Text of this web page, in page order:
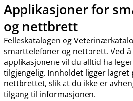
Applikasjoner for
og nettbrett
Felleskatalogen og
smarttelefoner og nettbrett. Ved å
applikasjonene vil du alltid ha
tilgjengelig. Innholdet ligger
nettbrettet, slik at du ikke er
tilgang til informasjonen.